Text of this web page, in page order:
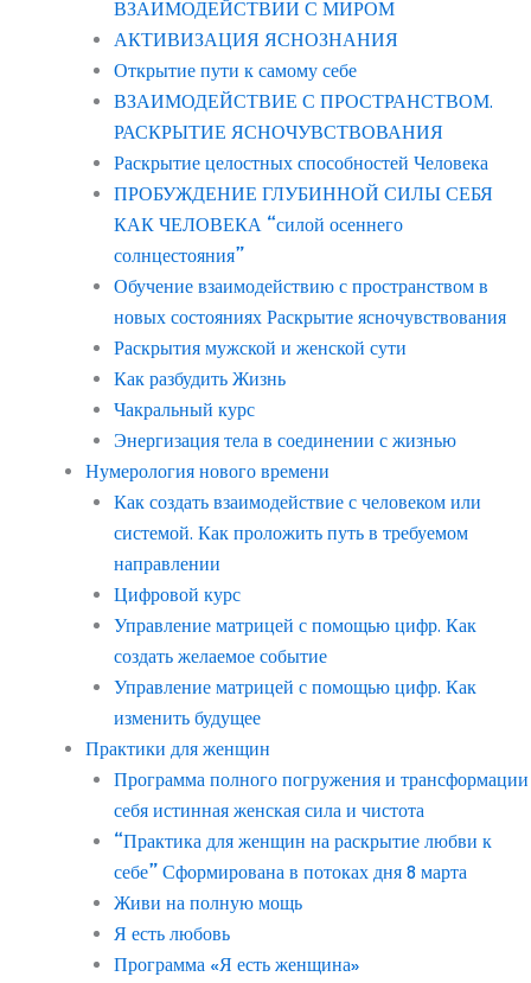
ВЗАИМОДЕЙСТВИИ С МИРОМ
АКТИВИЗАЦИЯ ЯСНОЗНАНИЯ
Открытие пути к самому себе
ВЗАИМОДЕЙСТВИЕ С ПРОСТРАНСТВОМ.
РАСКРЫТИЕ ЯСНОЧУВСТВОВАНИЯ
Раскрытие целостных способностей Человека
ПРОБУЖДЕНИЕ ГЛУБИННОЙ СИЛЫ СЕБЯ
КАК ЧЕЛОВЕКА “силой осеннего
солнцестояния”
Обучение взаимодействию с пространством в
новых состояниях Раскрытие ясночувствования
Раскрытия мужской и женской сути
Как разбудить Жизнь
Чакральный курс
Энергизация тела в соединении с жизнью
Нумерология нового времени
Как создать взаимодействие с человеком или
системой. Как проложить путь в требуемом
направлении
Цифровой курс
Управление матрицей с помощью цифр. Как
создать желаемое событие
Управление матрицей с помощью цифр. Как
изменить будущее
Практики для женщин
Программа полного погружения и трансформации
себя истинная женская сила и чистота
“Практика для женщин на раскрытие любви к
себе” Сформирована в потоках дня 8 марта
Живи на полную мощь
Я есть любовь
Программа «Я есть женщина»